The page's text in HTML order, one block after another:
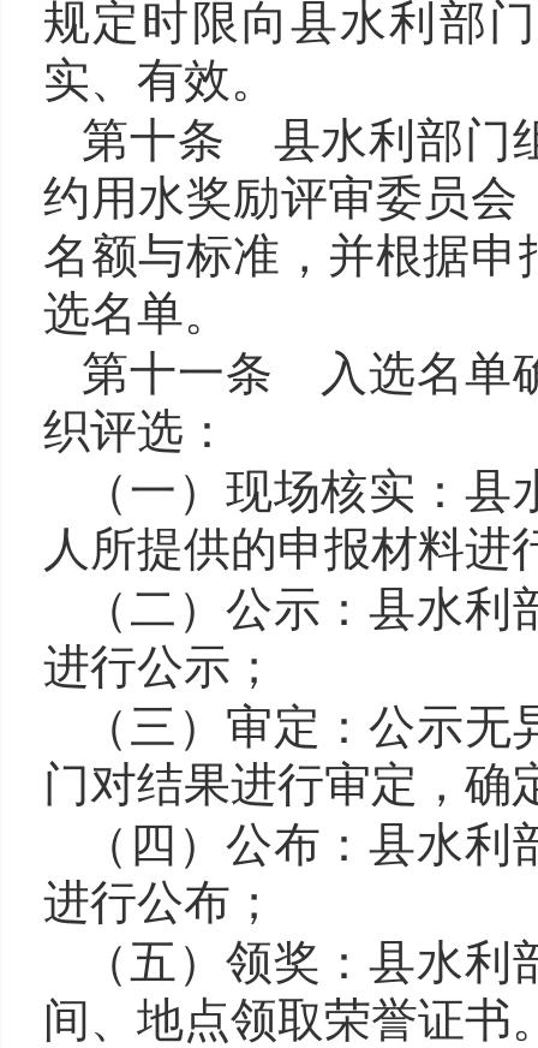
规定时限向县水利 部
实、有效。
第十条 县水利部门
约用水奖励评审委员
名额与标准，并根据
选名单。
第十一条 入选名单
织评选：
（一）现场核实： 县
人所提供的申报材料进
（二）公示：县水利
进行公示；
（三）审定：公示
门对结果进行审定，确
（四）公布：县水利
进行公布；
（五 ） 领奖：县水利
间、地点领取荣誉证书